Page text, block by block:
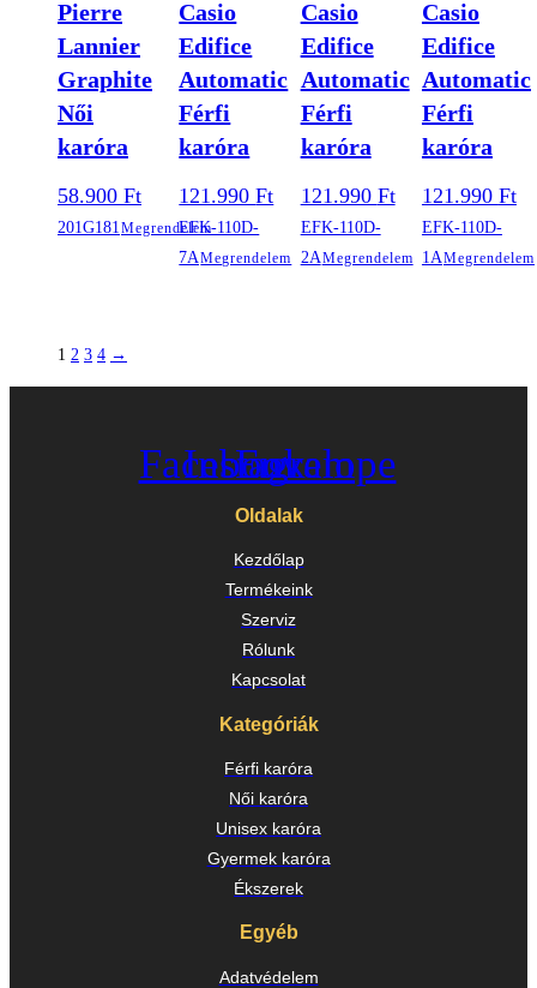
Pierre
Lannier
Graphite
Női
karóra
58.900 Ft
201G181Megrendelem
Casio
Edifice
Automatic
Férfi
karóra
121.990Ft
EFK-110D-
7AMegrendelem
Casio
Edifice
Automatic
Férfi
karóra
121.990 Ft
EFK-110D-
2AMegrendelem
Casio
Edifice
Automatic
Férfi
karóra
121.990 Ft
EFK-110D-
1AMegrendelem
1 2 3 4 →
Facebook
Instagram
Envelope
Oldalak
Kezdőlap
Termékeink
Szerviz
Rólunk
Kapcsolat
Kategóriák
Férfi karóra
Női karóra
Unisex karóra
Gyermek karóra
Ékszerek
Egyéb
Adatvédelem